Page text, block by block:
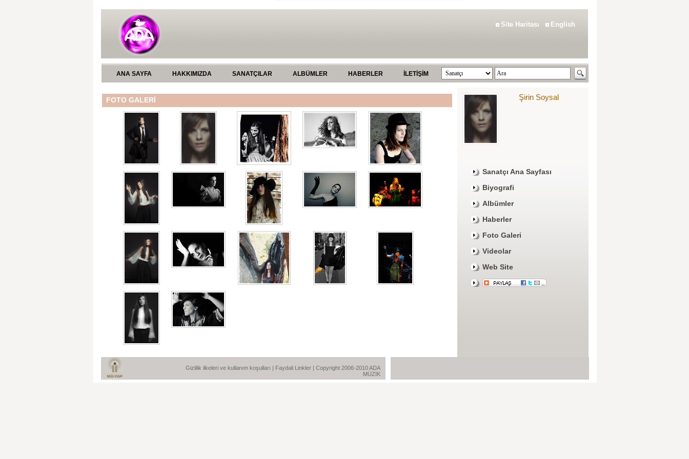
Site Haritası English
ANA SAYFA HAKKIMIZDA SANATÇILAR ALBÜMLER HABERLER İLETİŞİM
FOTO GALERİ Şirin Soysal
Sanatçı Ana Sayfası
Biyografi
Albümler
Haberler
Foto Galeri
Videolar
Web Site
Gizlilik ilkeleri ve kullanım koşulları | Faydali Linkler | Copyright 2006-2010 ADA
MÜZİK